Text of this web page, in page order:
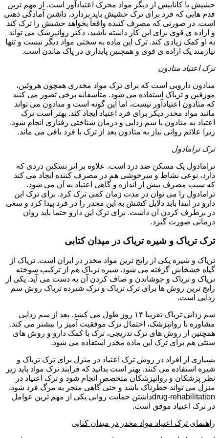
حشیش یا کانابیس از دیگر مواد محرک اعتیادآور است. از مهم ترین
قدم هایی که فرد برای ترک حشیش باید بردارد، داشتن آمادگی ذهنی
است. در صورتی که مصرف کننده واقعاً بخواهد حشیش را ترک کند
و اراده ی قوی برای این کار داشته باشید، دکتر روانپزشک می تواند
به او کمک زیادی کند. ترک این ماده به سختی مواد دیگر نیست و تنها
نیازمند یک اراده ی قوی و همچنین پایداری در پاک ماندن است.
ترک اعتیاد متادون
متادون دارویی است که برای ترک مواد مخدری همچون هروئین،
مورفین و تریاک استفاده می شود. متأسفانه برخی تصور می کنند
که متادون اعتیادآور نیست، اما این گونه است و متادون می تواند
مانند مواد مخدر دیکر برای فرد اعتیاد ایجاد کند. بهتر است ترک
اعتیاد به متادون با سم زدایی و درمان شناختی رفتاری انجام شود.
زیرا علائم روانی نیاز به متادون بعد از ترک با فرد باقی می ماند.
ترک ترامادول
ترامادول یک مسکن ضد درد است. علاوه بر اثر تسکین دردی که
دارد، نوعی نشاط و سرخوشی هم در مصرف کننده ایجاد می کند
که سبب مصرف بیش از اندازه و گاهی اعتیاد به آن می شود.
ترامادول را می توان در مدت زمان کمی ترک کرد. برای ترک این
دارو در ابتدا باید دلایل کشش به این مخدر را در فرد پیدا کرد و سعی
در برطرف کردن آن داشت. برای ترک این دارو حتما باید روان
درمانی صورت گیرد.
ترک تریاک و شیره تریاک در میدان کتابی
تریاک و شیره یکی از رایج ترین مواد مخدر در ایران است. تریاک از
گیاه خشخاش گرفته می شود. شیره تریاک هم از ترکیب سوخته
تریاک و تریاک و جوشاندن و صاف کردن آن به دست می آید. یکی از
رایج ترین روش ها برای ترک تریاک و ترک شیرده تریاک روش سم
زدایی است.
سم زدایی تریاک تقریبا ۱۴ روز طول می کشد. بعد از سم زدایی
مشاوره با روانپزشک، احتمال ترک موفقیت آمیز را بیشتر می کند.
همچنین از روش های ترک تدریجی، ترک با کمک دارو و روش های
سنتی هم برای ترک این ماده مخدر استفاده می شود.
بسیاری از افراد در روش ترک اعتیاد در منزل برای ترک تریاک و
شیره استفاده می کنند. بهتر است بدانید که فرایند ترک مواد باید زیر
نظر پزشکان و روانپزشکان متخصص انجام شود و ترک اعتیاد در
منزل می تواند خطرناک باشد و حتی گاهی منجر به مرگ فرد شود.
drug-rehabilitationداشتن حمایت روانی یکی از مهم ترین عوامل
در ترک اعتیاد موفق است.
راهنمای ترک اعتیاد مواد مخدر در میدان کتابی